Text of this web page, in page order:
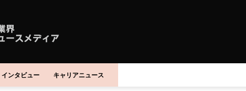
インタビュー キャリアニュース